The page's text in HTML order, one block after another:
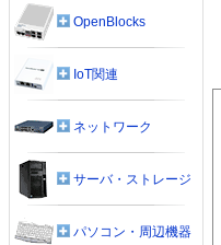
OpenBlocks
IoT関連
ネットワーク
サーバ・ストレージ
パソコン・周辺機器